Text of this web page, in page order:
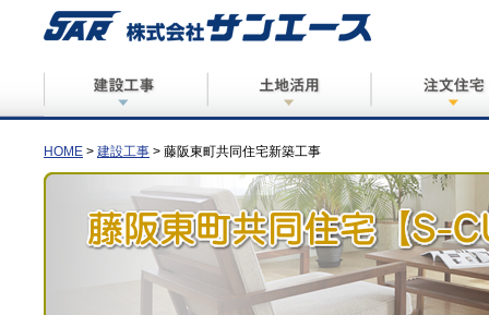
HOME > 建設工事 > 藤阪東町共同住宅新築工事